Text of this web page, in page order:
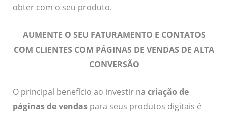
obter com o seu produto.
AUMENTE O SEU FATURAMENTO E CONTATOS
COM CLIENTES COM PÁGINAS DE VENDAS DE ALTA
CONVERSÃO
O principal benefício ao investir na criação de
páginas de vendaspara seus produtos digitais é